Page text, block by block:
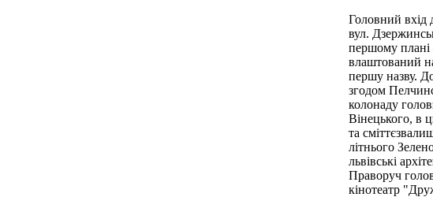
Головний вхід
вул.
першому плані
влаштований
першу назву.
згодом
колонаду
Вінецького, в
та
літнього
львівські
Праворуч
кінотеатр